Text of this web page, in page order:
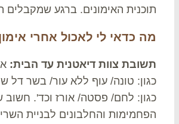
תוכנית האימונים. ברגע שמקבלים
מה כדאי לי לאכול אחרי
תשובת צוות דיאטנית עד הבית:
כגון: לחם/ פסטה/ אורז וכד'.
הפחמימות והחלבונים לבניית